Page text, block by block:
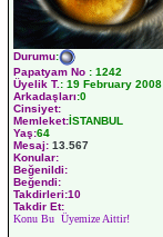
Durumu:
Papatyam No : 1242
Üyelik T.: 19 February 2008
Arkadaşları:0
Cinsiyet:
Memleket:İSTANBUL
Yaş:64
Mesaj: 13.567
Konular:
Beğenildi:
Beğendi:
Takdirleri:10
Takdir Et:
Konu Bu Üyemize Aittir!